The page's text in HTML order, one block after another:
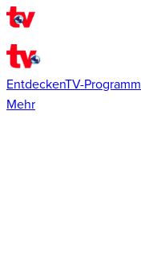
EntdeckenTV-Programm
Mehr